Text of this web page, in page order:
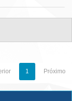
1 Próximo